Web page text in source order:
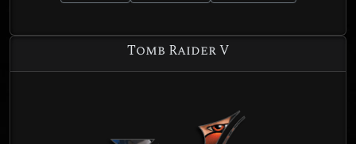
Tomb Raider V